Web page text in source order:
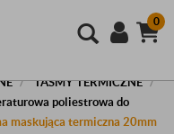
0
TAŚMY TERMICZNE
poliestrowa do
maskująca termiczna 20mm